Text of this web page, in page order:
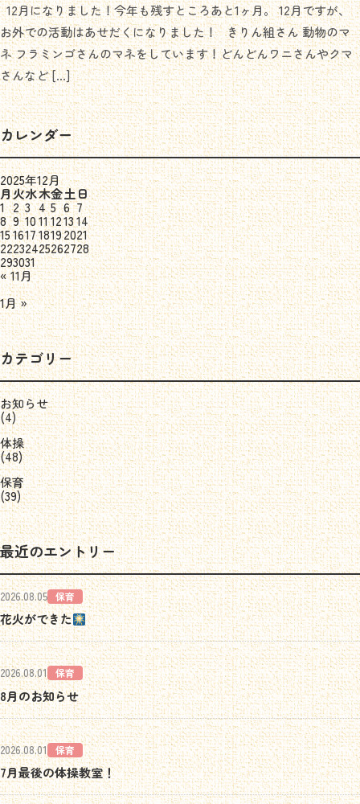
12月になりました！今年も残すところあと1ヶ月。 12月ですが、
お外での活動はあせだくになりました！ きりん組さん 動物のマ
ネ フラミンゴさんのマネをしています！どんどんワニさんやクマ
さんなど […]
カレンダー
2025年12月
月火水木金土日
1 2 3 4 5 6 7
8 9 1011121314
15161718192021
22232425262728
293031
« 11月
1月 »
カテゴリー
お知らせ
(4)
体操
(48)
保育
(39)
最近のエントリー
2026.08.05 保育
花火ができた
2026.08.01 保育
8月のお知らせ
2026.08.01 保育
7月最後の体操教室！